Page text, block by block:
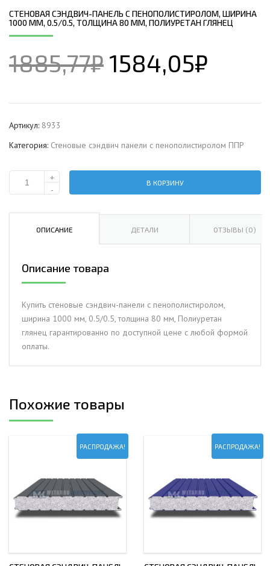
СТЕНОВАЯ СЭНДВИЧ-ПАНЕЛЬ С ПЕНОПОЛИСТИРОЛОМ, ШИРИНА
1000 ММ, 0.5/0.5, ТОЛЩИНА 80 ММ, ПОЛИУРЕТАН ГЛЯНЕЦ
1885,77₽ 1584,05₽
Артикул: 8933
Категория: Стеновые сэндвич панели с пенополистиролом ППР
Количество
сэндвич-
ширина
1000
0.5/0.5,
толщина
Полиуретан
+
-
В КОРЗИНУ
ОПИСАНИЕ ДЕТАЛИ ОТЗЫВЫ (0)
Описание товара
Купить стеновые сэндвич-панели с пенополистиролом,
ширина 1000 мм, 0.5/0.5, толщина 80 мм, Полиуретан
глянец гарантированно по доступной цене с любой формой
оплаты.
Похожие товары
РАСПРОДАЖА! РАСПРОДАЖА!